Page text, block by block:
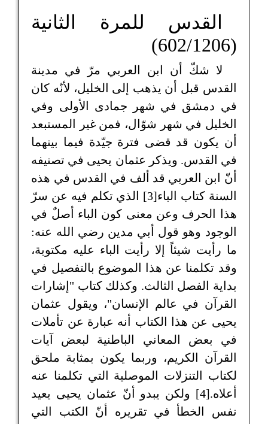
القدس للمرة الثانية
(602/1206)
لا شكّ أن ابن العربي مرّ في مدينة
القدس قبل أن يذهب إلى الخليل، لأنّه كان
في دمشق في شهر جمادى الأولى وفي
الخليل في شهر شوّال، فمن غير المستبعد
أن يكون قد قضى فترة جيّدة فيما بينهما
في القدس. ويذكر عثمان يحيى في تصنيفه
أنّ ابن العربي قد ألف في القدس في هذه
السنة كتاب الباء[3] الذي تكلم فيه عن سرّ
هذا الحرف وعن معنى كون الباء أصلٌ في
الوجود وهو قول أبي مدين رضي الله عنه:
ما رأيت شيئاً إلا رأيت الباء عليه مكتوبة،
وقد تكلمنا عن هذا الموضوع بالتفصيل في
بداية الفصل الثالث. وكذلك كتاب "إشارات
القرآن في عالم الإنسان"، ويقول عثمان
يحيى عن هذا الكتاب أنه عبارة عن تأملات
في بعض المعاني الباطنية لبعض آيات
القرآن الكريم، وربما يكون بمثابة ملحق
لكتاب التنزلات الموصلية التي تكلمنا عنه
أعلاه.[4] ولكن يبدو أنّ عثمان يحيى يعيد
نفس الخطأ في تقريره أنّ الكتب التي